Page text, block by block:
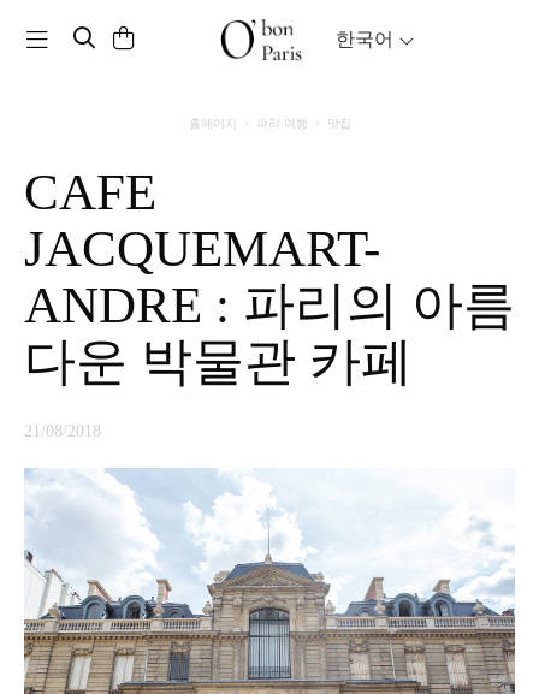
Toggle navigation 한국어
홈페이지 파리 여행 맛집
CAFE
JACQUEMART-
ANDRE : 파리의 아름
다운 박물관 카페
21/08/2018